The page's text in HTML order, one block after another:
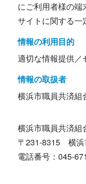
にご利用者様の
サイトに関する一
情報の利用目的
適切な情報提供／
情報の取扱者
横浜市職員共済組
横浜市職員共済組
〒231-8315 横浜
電話番号：045-